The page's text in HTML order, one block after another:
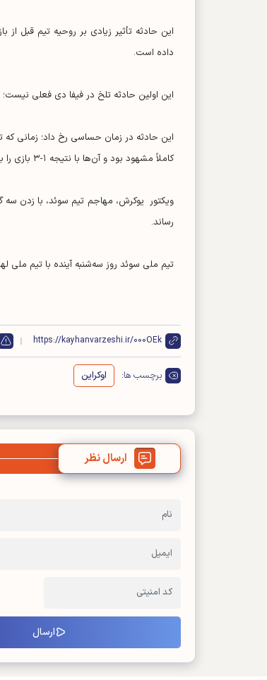
داده است.
این اولین حادثه تلخ در فیفا دی فعلی
این حادثه در زمان حساسی رخ داد؛ زمانی که
کاملاً مشهود بود و آن‌ها با نتیجه ۱-۳ بازی را باختند و از راهیابی به جام جهانی ۲۰۲۶ بازماندند.
ویکتور یوکرش، مهاجم تیم سوئد، با زدن سه
رساند.
تیم ملی سوئد روز سه‌شنبه آینده با تیم ملی لهستان
https://kayhanvarzeshi.ir/000OEk
برچسب ها: اوکراین
ارسال نظر